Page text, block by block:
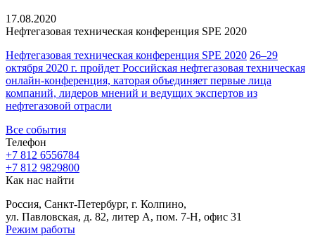
17.08.2020
Нефтегазовая техническая конференция SPE 2020
Нефтегазовая техническая конференция SPE 2020 26–29
октября 2020 г. пройдет Российская нефтегазовая техническая
онлайн-конференция, каторая объединяет первые лица
компаний, лидеров мнений и ведущих экспертов из
нефтегазовой отрасли
Все события
Телефон
+7 812 6556784
+7 812 9829800
Как нас найти
Россия, Санкт-Петербург, г. Колпино,
ул. Павловская, д. 82, литер А, пом. 7-Н, офис 31
Режим работы